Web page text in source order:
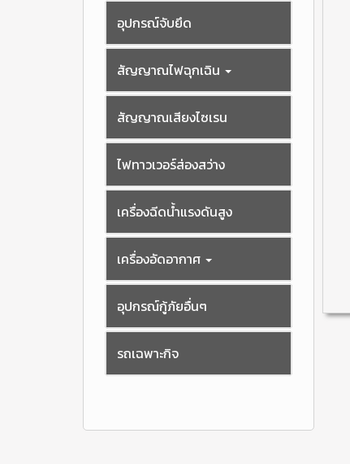
อุปกรณ์จับยึด
สัญญาณไฟฉุกเฉิน
สัญญาณเสียงไซเรน
ไฟทาวเวอร์ส่องสว่าง
เครื่องฉีดน้ำแรงดันสูง
เครื่องอัดอากาศ
อุปกรณ์กู้ภัยอื่นๆ
รถเฉพาะกิจ